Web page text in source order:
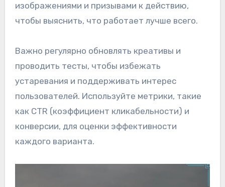
изображениями и призывами к действию,
чтобы выяснить, что работает лучше всего.
Важно регулярно обновлять креативы и
проводить тесты, чтобы избежать
устаревания и поддерживать интерес
пользователей. Используйте метрики, такие
как CTR (коэффициент кликабельности) и
конверсии, для оценки эффективности
каждого варианта.